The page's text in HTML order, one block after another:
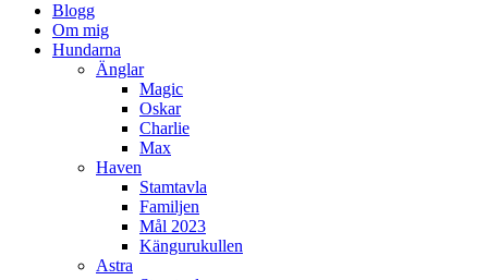
Blogg
Om mig
Hundarna
Änglar
Magic
Oskar
Charlie
Max
Haven
Stamtavla
Familjen
Mål 2023
Kängurukullen
Astra